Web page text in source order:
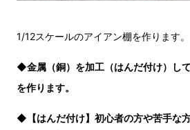
1/12スケールのアイアン棚を作ります。
◆金属（銅）を加工（はんだ付け）し
を作ります。
◆ 【はんだ付け】初心者の方や苦手な